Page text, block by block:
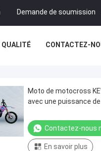
Demande de soumission
QUALITÉ CONTACTEZ-
Moto de motocross
avec une puissance de
Contactez-nous
En savoir plus